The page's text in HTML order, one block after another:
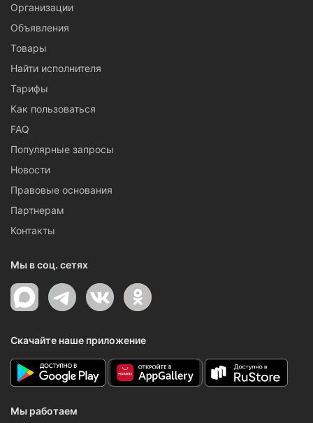
Организации
Объявления
Товары
Найти исполнителя
Тарифы
Как пользоваться
FAQ
Популярные запросы
Новости
Правовые основания
Партнерам
Контакты
Мы в соц. сетях
Скачайте наше приложение
Мы работаем